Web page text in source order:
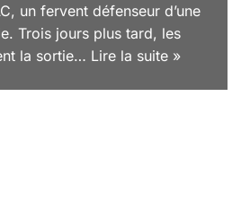
un fervent défenseur d’une
Trois jours plus tard, les
la sortie… Lire la suite »